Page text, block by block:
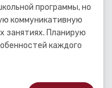
программы, но
коммуникативную
занятиях. Планирую
каждого